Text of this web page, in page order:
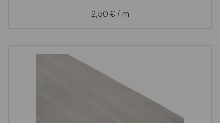
2,50 € / m